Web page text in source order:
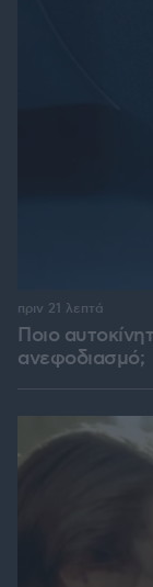
Ποιο
ανεφοδιασμό;
πριν 21 λεπτά